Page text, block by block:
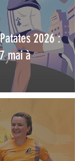
2026 :
mai à